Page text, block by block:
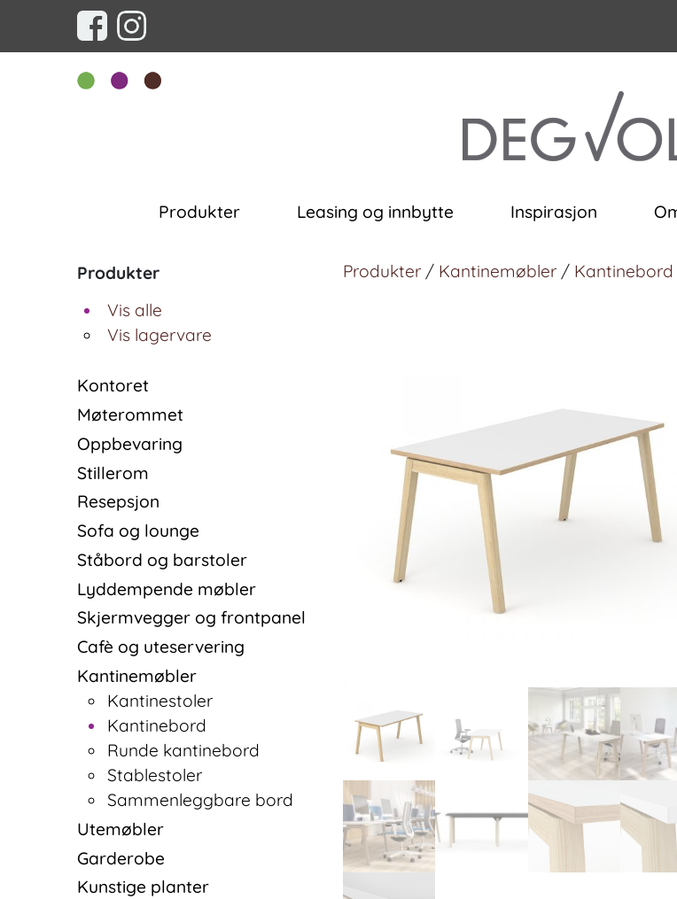
Produkter Leasing og innbytte Inspirasjon
Produkter
Vis alle
Vis lagervare
Kontoret
Møterommet
Oppbevaring
Stillerom
Resepsjon
Sofa og lounge
Ståbord og barstoler
Lyddempende møbler
Skjermvegger og frontpanel
Cafè og uteservering
Kantinemøbler
Kantinestoler
Kantinebord
Runde kantinebord
Stablestoler
Sammenleggbare bord
Utemøbler
Garderobe
Kunstige planter
Produkter / Kantinemøbler / Kantinebord